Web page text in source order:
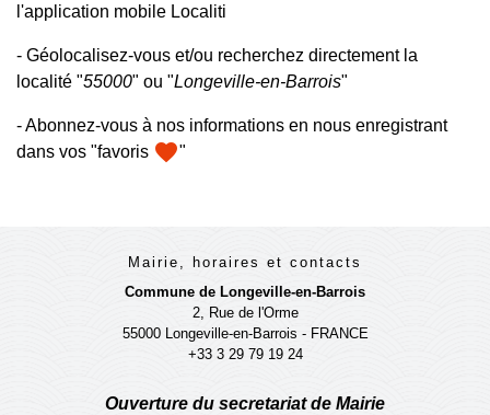
l'application mobile Localiti
- Géolocalisez-vous et/ou recherchez directement la
localité "55000" ou "Longeville-en-Barrois"
- Abonnez-vous à nos informations en nous enregistrant
dans vos "favoris favorite"
Mairie, horaires et contacts
Commune de Longeville-en-Barrois
2, Rue de l'Orme
55000 Longeville-en-Barrois - FRANCE
+33 3 29 79 19 24
Ouverture du secretariat de Mairie